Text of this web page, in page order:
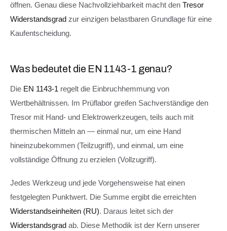
öffnen. Genau diese Nachvollziehbarkeit macht denTresor
Widerstandsgrad zur einzigen belastbaren Grundlage für eine
Kaufentscheidung.
Was bedeutet die EN 1143-1 genau?
Die EN 1143-1 regelt die Einbruchhemmung von
Wertbehältnissen. Im Prüflabor greifen Sachverständige den
Tresor mit Hand- und Elektrowerkzeugen, teils auch mit
thermischen Mitteln an — einmal nur, um eine Hand
hineinzubekommen (Teilzugriff), und einmal, um eine
vollständige Öffnung zu erzielen (Vollzugriff).
Jedes Werkzeug und jede Vorgehensweise hat einen
festgelegten Punktwert. Die Summe ergibt die erreichten
Widerstandseinheiten (RU). Daraus leitet sich der
Widerstandsgrad ab. Diese Methodik ist der Kern unserer